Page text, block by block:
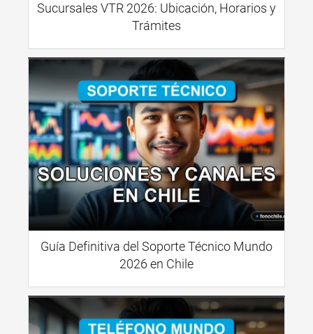
Sucursales VTR 2026: Ubicación, Horarios y
Trámites
Guía Definitiva del Soporte Técnico Mundo
2026 en Chile